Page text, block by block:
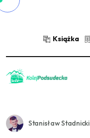
Książka
Stanisław Stadnicki